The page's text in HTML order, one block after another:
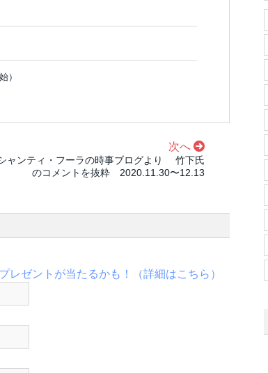
）
次へ
ャンティ・フーラの時事ブログより 竹下氏
のコメントを抜粋 2020.11.30〜12.13